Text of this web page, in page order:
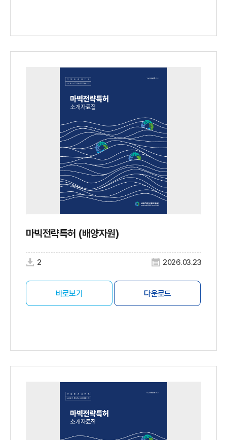
마빅전략특허 (배양자원)
2 2026.03.23
바로보기 다운로드